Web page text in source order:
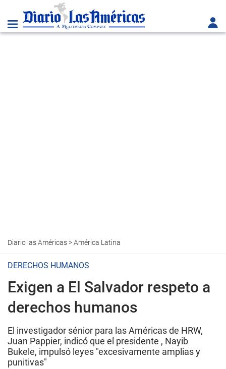
Diario las Américas>América Latina
DERECHOS HUMANOS
Exigen a El Salvador respeto a
derechos humanos
El investigador sénior para las Américas de HRW,
Juan Pappier, indicó que el presidente , Nayib
Bukele, impulsó leyes "excesivamente amplias y
punitivas"